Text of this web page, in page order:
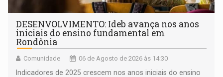
DESENVOLVIMENTO: Ideb avança nos anos
iniciais do ensino fundamental em
Rondônia
Comunidade 06 de Agosto de 2026 às 14:30
Indicadores de 2025 crescem nos anos iniciais do ensino